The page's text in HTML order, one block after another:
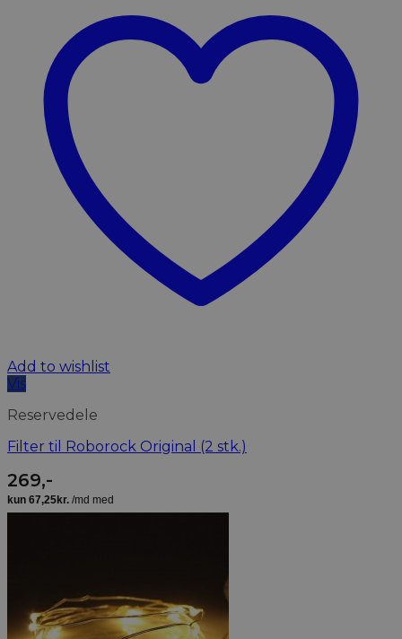
Add to wishlist
Vis
Reservedele
Filter til Roborock Original (2 stk.)
269,-